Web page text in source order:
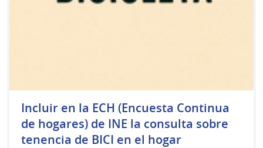
Incluir en la ECH (Encuesta Continua
de hogares) de INE la consulta sobre
tenencia de BICI en el hogar